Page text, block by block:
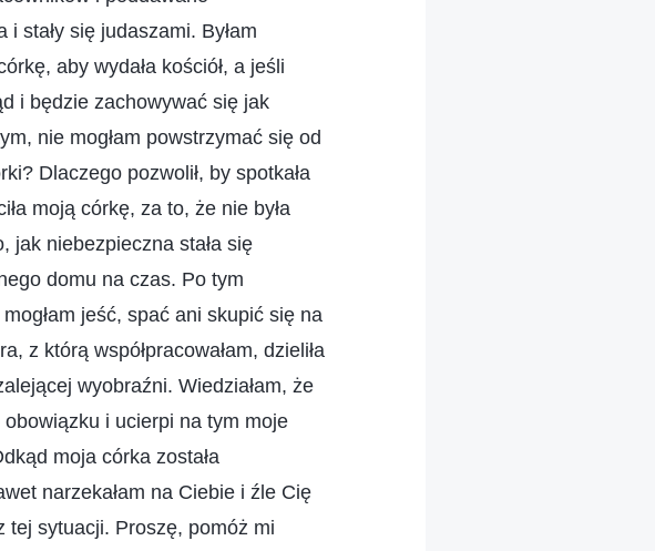
stały się judaszami. Byłam
aby wydała kościół, a jeśli
i będzie zachowywać się jak
nie mogłam powstrzymać się od
Dlaczego pozwolił, by spotkała
moją córkę, za to, że nie była
jak niebezpieczna stała się
domu na czas. Po tym
jeść, spać ani skupić się na
z którą współpracowałam, dzieliła
wyobraźni. Wiedziałam, że
i ucierpi na tym moje
moja córka została
narzekałam na Ciebie i źle Cię
tej sytuacji. Proszę, pomóż mi